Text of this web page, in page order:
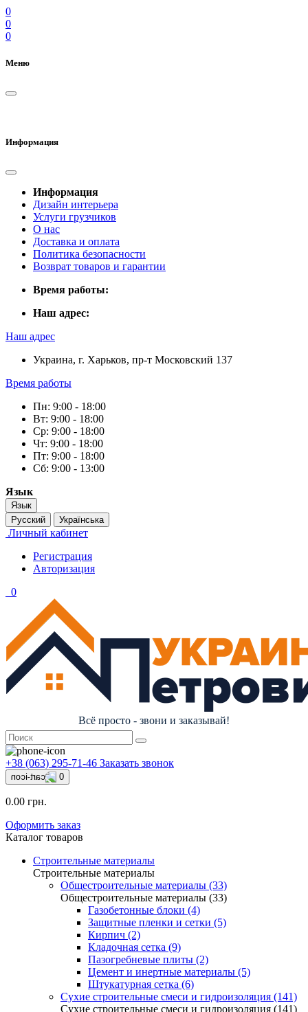
0
0
0
Меню
Информация
Информация
Дизайн интерьера
Услуги грузчиков
О нас
Доставка и оплата
Политика безопасности
Возврат товаров и гарантии
Время работы:
Наш адрес:
Наш адрес
Украина, г. Харьков, пр-т Московский 137
Время работы
Пн: 9:00 - 18:00
Вт: 9:00 - 18:00
Ср: 9:00 - 18:00
Чт: 9:00 - 18:00
Пт: 9:00 - 18:00
Сб: 9:00 - 13:00
Язык
Язык
Русский
Українська
Личный кабинет
Регистрация
Авторизация
0
Всё просто - звони и заказывай!
+38 (063) 295-71-46 Заказать звонок
0
0.00 грн.
Оформить заказ
Каталог товаров
Строительные материалы
Строительные материалы
Общестроительные материалы (33)
Общестроительные материалы (33)
Газобетонные блоки (4)
Защитные пленки и сетки (5)
Кирпич (2)
Кладочная сетка (9)
Пазогребневые плиты (2)
Цемент и инертные материалы (5)
Штукатурная сетка (6)
Сухие строительные смеси и гидроизоляция (141)
Сухие строительные смеси и гидроизоляция (141)